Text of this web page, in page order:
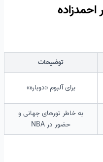
احمدزاده
توضیحات
برای آلبوم «دوباره»
به خاطر تورهای جهانی و
حضور در NBA